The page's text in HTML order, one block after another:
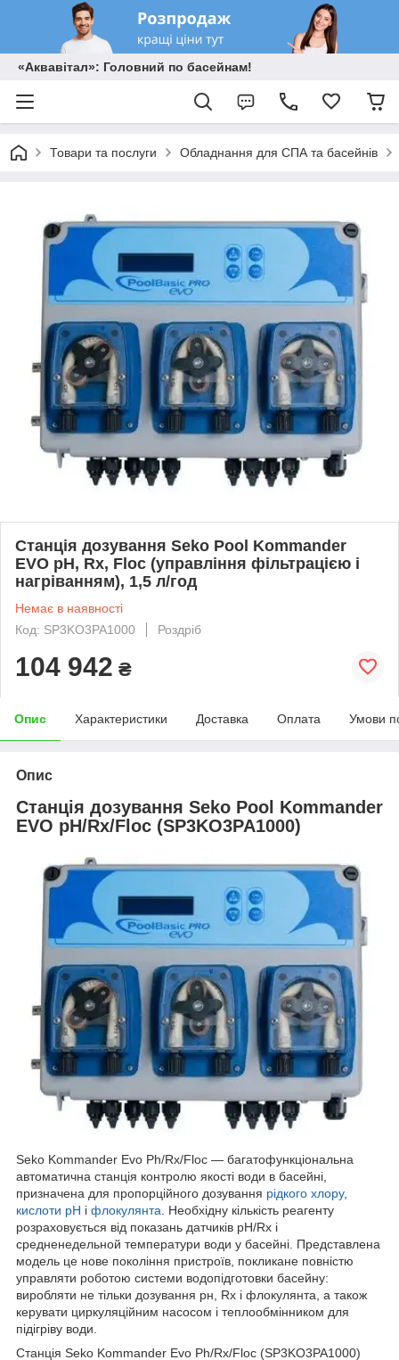
«Аквавітал»: Головний по басейнам!
Товари та послуги Обладнання для СПА та басейнів
Станція дозування Seko Pool Kommander
EVO pH, Rx, Floc (управління фільтрацією і
нагріванням), 1,5 л/год
Немає в наявності
Код: SP3KO3PA1000
Роздріб
104 942 ₴
Опис Характеристики Доставка Оплата Умови
Опис
Станція дозування Seko Pool Kommander
EVO pH/Rx/Floc (SP3KO3PA1000)
Seko Kommander Evo Ph/Rx/Floc — багатофункціональна
автоматична станція контролю якості води в басейні,
призначена для пропорційного дозування рідкого хлору,
кислоти pH і флокулянта. Необхідну кількість реагенту
розраховується від показань датчиків рН/Rx і
средненедельной температури води у басейні. Представлена
модель це нове покоління пристроїв, покликане повністю
управляти роботою системи водопідготовки басейну:
виробляти не тільки дозування рн, Rx і флокулянта, а також
керувати циркуляційним насосом і теплообмінником для
підігріву води.
Станція Seko Kommander Evo Ph/Rx/Floc (SP3KO3PA1000)